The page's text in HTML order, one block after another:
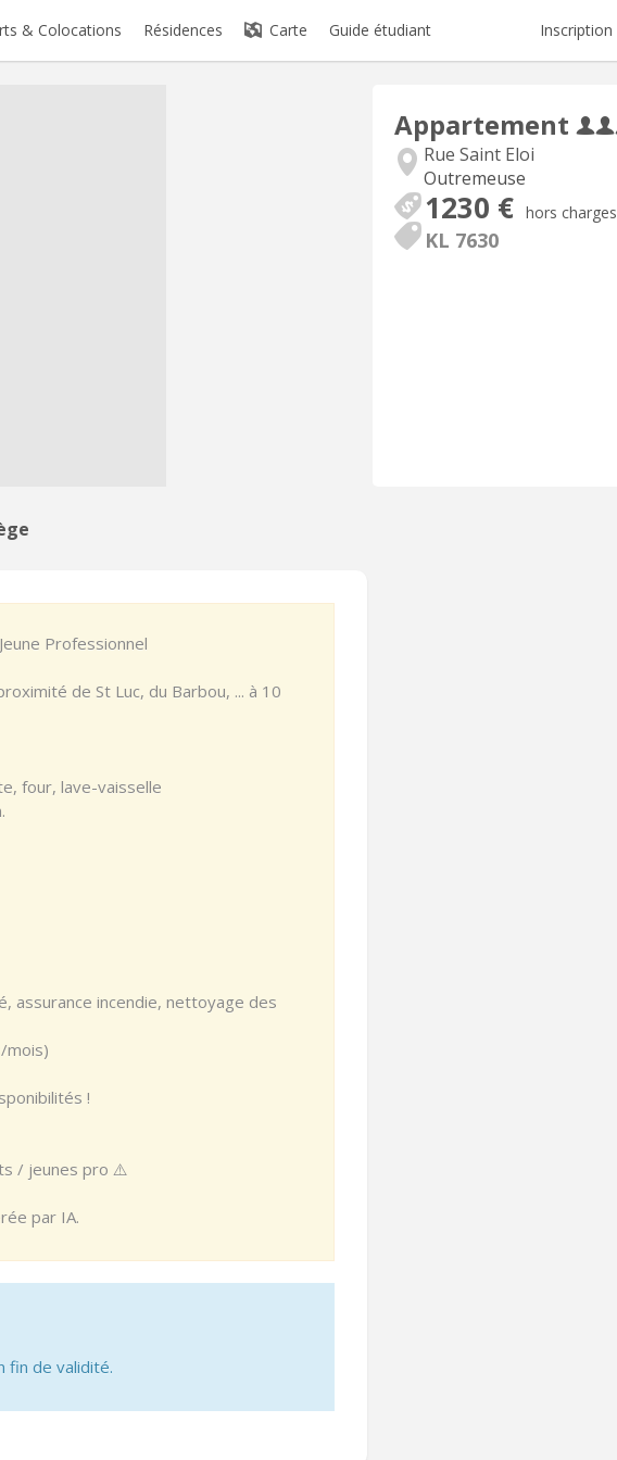
& Colocations Résidences Carte Guide étudiant Inscription
Appartement
Rue Saint Eloi
Outremeuse
1230 € hors charges
KL 7630
Professionnel
de St Luc, du Barbou, ... à 10
four, lave-vaisselle
assurance incendie, nettoyage des
mois)
!
/ jeunes pro ⚠️
par IA.
fin de validité.